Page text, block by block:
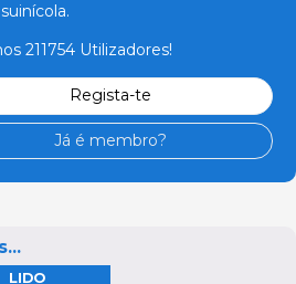
211754 Utilizadores!
Regista-te
Já é membro?
LIDO